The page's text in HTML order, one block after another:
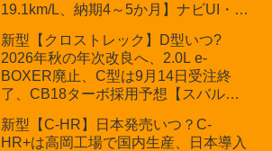
19.1km/L、納期4～5か月】ナビUI・冬
カーオブザイヤーとJNCAP大賞受賞後
も残る注意点
新型【クロストレック】D型いつ?
2026年秋の年次改良へ、2.0L e-
BOXER廃止、C型は9月14日受注終
了、CB18ターボ採用予想【スバル最
新型【C-HR】日本発売いつ？C-
HR+は高岡工場で国内生産、日本導入